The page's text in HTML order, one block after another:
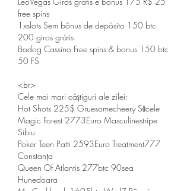
free spins
1xslots Sem bônus de depósito 150 btc
200 giros grátis
Bodog Cassino Free spins & bonus 150 btc
50 FS
<br>
Cele mai mari câștiguri ale zilei:
Hot Shots 225$ Gruesomecheery Săcele
Magic Forest 2773Euro Masculinestripe
Sibiu
Poker Teen Patti 2593Euro Treatment777
Constanța
Queen Of Atlantis 277btc 90sea
Hunedoara